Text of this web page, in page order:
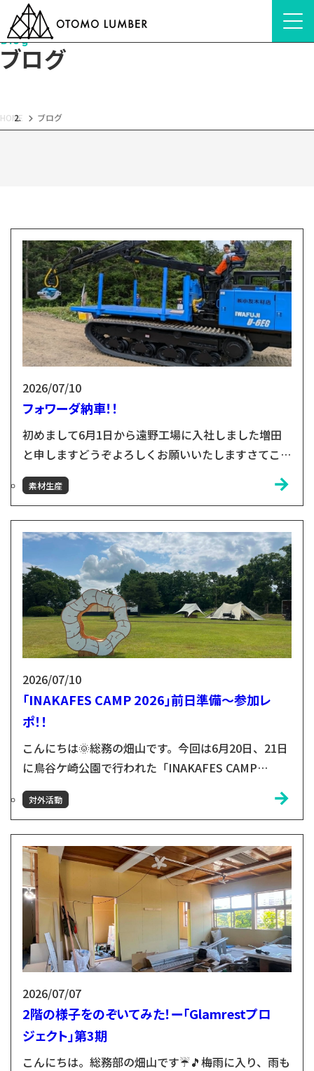
Blog
ブログ
HOME ブログ
2026/07/10
フォワーダ納車！！
初めまして6月1日から遠野工場に入社しました増田
と申しますどうぞよろしくお願いいたしますさてこの
たび新しいフォワーダが仲間入りしました！これから
現場で活躍してくれる相棒になります。作業効率や安
迎えられたのも日頃から支えてくださるお客様や関係
者の皆様のおかげです。本当にありがとうございま
す。これからこのフォワーダとともに山での仕事に一
層励み、安心・安全...
素材生産
2026/07/10
「INAKAFES CAMP 2026」前日準備～参加レ
ポ！！
こんにちは🌞総務の畑山です。今回は6月20日、21日
に鳥谷ケ崎公園で行われた「INAKAFES CAMP
2026」の様子をご紹介したいと思います！小友木材
店メンバーも運営・準備・本番、さまざまな場面で携
字のオブジェの製作を担当！前日にみんなで現地へ運
んで組み立てていきました。文字は広い芝生のほか、
ステージ前にも設置しました！製作を担当した営業部
のメ...
対外活動
2026/07/07
2階の様子をのぞいてみた！ー「Glamrestプロ
ジェクト」第3期
こんにちは。総務部の畑山です☔🎵梅雨に入り、雨も